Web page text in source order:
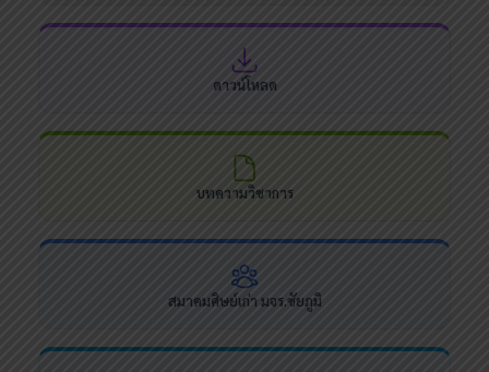
ดาวน์โหลด
บทความวิชาการ
สมาคมศิษย์เก่า มจร.ชัยภูมิ